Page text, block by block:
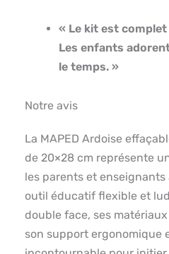
« Le kit est
Les enfants
le temps. »
Notre avis
La MAPED Ardoise
de 20×28 cm représente
les parents et enseignants
outil éducatif flexible et
double face, ses
son support ergonomique